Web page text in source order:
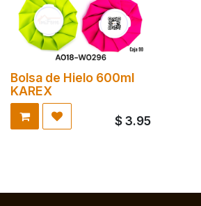
Bolsa de Hielo 600ml
KAREX
$3.95